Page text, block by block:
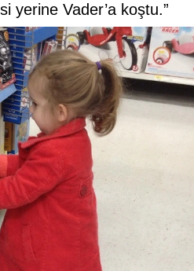
yerine Vader’a koştu.”